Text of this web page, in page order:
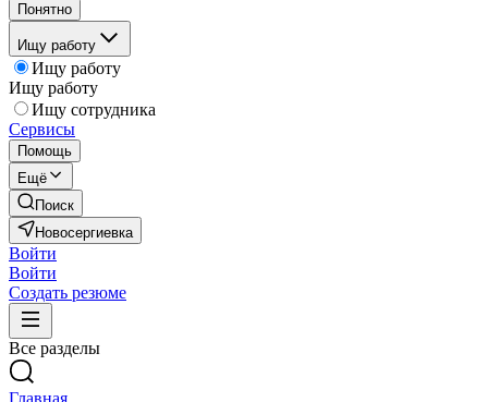
Понятно
Ищу работу
Ищу работу
Ищу работу
Ищу сотрудника
Сервисы
Помощь
Ещё
Поиск
Новосергиевка
Войти
Войти
Создать резюме
Все разделы
Главная